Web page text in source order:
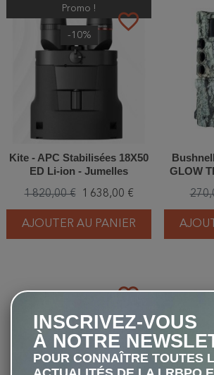
favorite_border
Promo !
-10%
Kite - APC Stabilisées 18X50
ED Li-ion - Jumelles
1 820,00 € 1 638,00 €
AJOUTER AU PANIER
GLOW
favorite_border
INSCRIVEZ-VOUS
À NOTRE
POUR CONNAÎTRE TOUTES